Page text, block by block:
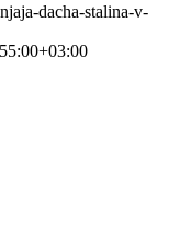
dacha-stalina-v-